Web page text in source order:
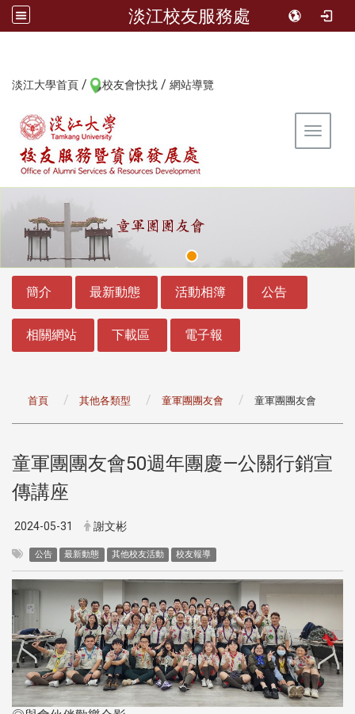
淡江校友服務處
淡江大學首頁 / 校友會快找 / 網站導覽
Toggle
簡介 最新動態 活動相簿 公告
相關網站 下載區 電子報
首頁 其他各類型 童軍團團友會 童軍團團友會
童軍團團友會50週年團慶—公關行銷宣
傳講座
2024-05-31 謝文彬
公告 最新動態 其他校友活動 校友報導